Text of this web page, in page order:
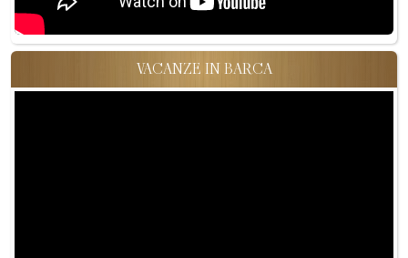
VACANZE IN BARCA